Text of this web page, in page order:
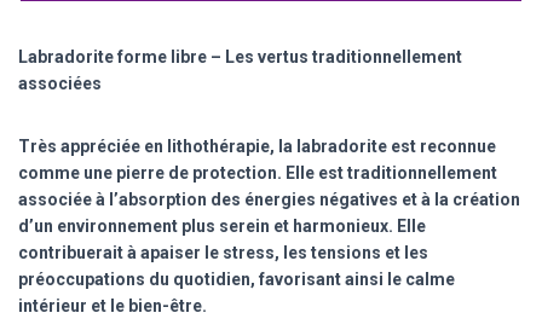
Labradorite forme libre – Les vertus traditionnellement
associées
Très appréciée en lithothérapie, la labradorite est reconnue
comme une pierre de protection. Elle est traditionnellement
associée à l’absorption des énergies négatives et à la création
d’un environnement plus serein et harmonieux. Elle
contribuerait à apaiser le stress, les tensions et les
préoccupations du quotidien, favorisant ainsi le calme
intérieur et le bien-être.